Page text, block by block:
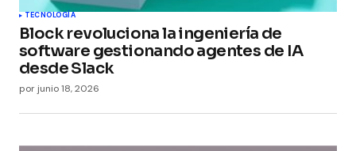
Submit Comment
TECNOLOGÍA
Block revoluciona la ingeniería de
software gestionando agentes de IA
desde Slack
por junio 18, 2026